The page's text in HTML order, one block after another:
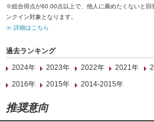
※総合得点が60.00点以上で、他人に薦めたくないと回
ンクイン対象となります。
≫ 詳細はこちら
過去ランキング
2024年
2023年 2022年 2021年
2016年
2015年 2014-2015年
推奨意向